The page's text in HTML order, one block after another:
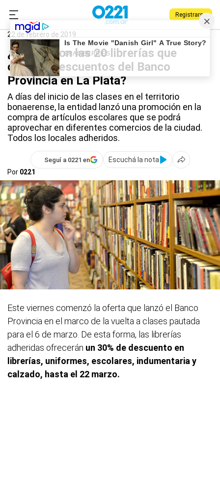
Registrarse
0221.com.ar
Descuentos
22 de febrero de 2019
¿Cuáles son las 20 librerías que
ofrecen descuentos del Banco
Provincia en La Plata?
A días del inicio de las clases en el territorio
bonaerense, la entidad lanzó una promoción en la
compra de artículos escolares que se podrá
aprovechar en diferentes comercios de la ciudad.
Todos los locales adheridos.
Seguí a 0221 en
Escuchá la nota
Por 0221
Este viernes comenzó la oferta que lanzó el Banco
Provincia en el marco de la vuelta a clases pautada
para el 6 de marzo. De esta forma, las librerías
adheridas ofrecerán un 30% de descuento en
librerías, uniformes, escolares, indumentaria y
calzado, hasta el 22 marzo.